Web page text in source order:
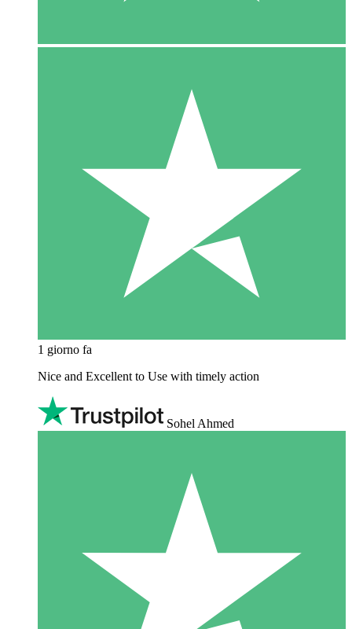
1 giorno fa
Nice and Excellent to Use with timely action
Sohel Ahmed